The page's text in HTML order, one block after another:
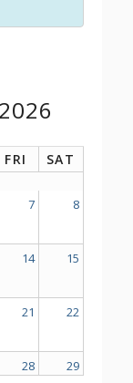
FRI SAT
7 8
14 15
21 22
28 29